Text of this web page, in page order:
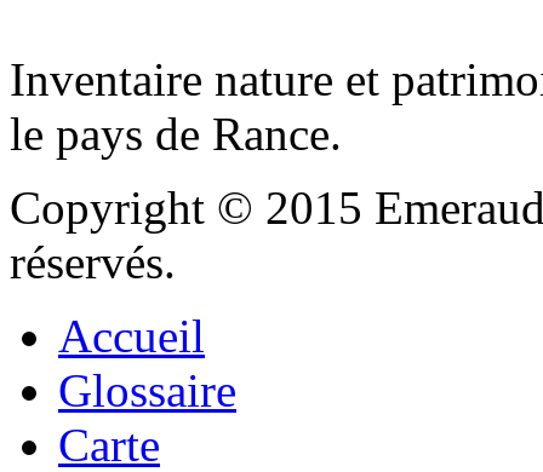
Inventaire nature et
le pays de Rance.
Copyright © 2015
réservés.
Accueil
Glossaire
Carte